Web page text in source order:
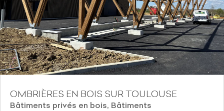
OMBRIÈRES EN BOIS SUR TOULOUSE
Bâtiments privés en bois, Bâtiments